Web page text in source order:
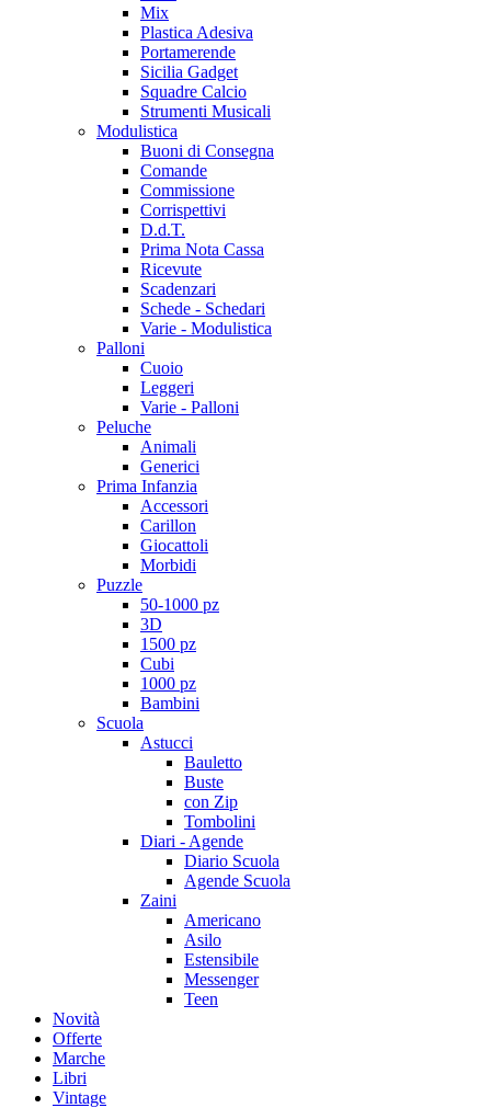
Mix
Plastica Adesiva
Portamerende
Sicilia Gadget
Squadre Calcio
Strumenti Musicali
Modulistica
Buoni di Consegna
Comande
Commissione
Corrispettivi
D.d.T.
Prima Nota Cassa
Ricevute
Scadenzari
Schede - Schedari
Varie - Modulistica
Palloni
Cuoio
Leggeri
Varie - Palloni
Peluche
Animali
Generici
Prima Infanzia
Accessori
Carillon
Giocattoli
Morbidi
Puzzle
50-1000 pz
3D
1500 pz
Cubi
1000 pz
Bambini
Scuola
Astucci
Bauletto
Buste
con Zip
Tombolini
Diari - Agende
Diario Scuola
Agende Scuola
Zaini
Americano
Asilo
Estensibile
Messenger
Teen
Novità
Offerte
Marche
Libri
Vintage